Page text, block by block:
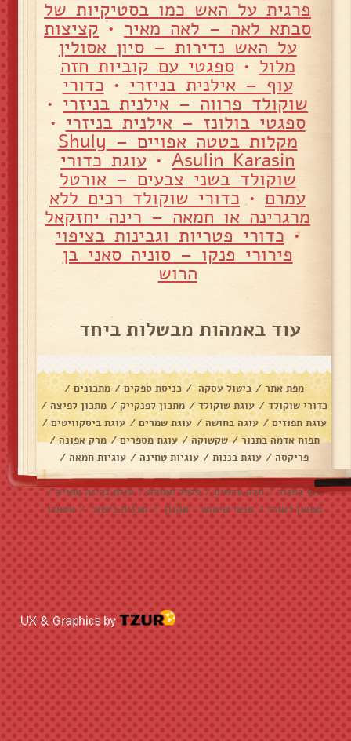
פרגית על האש כמו בסטיקיות של
סבתא לאה – לאה מאיר • קציצות
על האש נדירות – סיון אסולין
מלול •ספגטי עם קוביות חזה
עוף – אילנית בניזרי • כדורי
שוקולד פרווה – אילנית בניזרי •
ספגטי בולונז – אילנית בניזרי •
מקלות בטטה אפויים – Shuly
Asulin Karasin
• עוגת כדורי
שוקולד בשני צבעים – אורטל
עמרם • כדורי שוקולד רכים ללא
מרגרינה או חמאה – רינה יחזקאל
• כדורי פטריות וגבינות בציפוי
פירורי פנקו – סוניה סאני בן
הרוש
עוד באמהות מבשלות ביחד
מפת אתר/ ביטול עסקה/ כניסת ספקים/ מתכונים /
כדורי שוקולד / עוגת שוקולד / מתכון לפנקייק / מתכון לפיצה/
עוגת תפוזים / עוגה בחושה / עוגת שמרים / עוגת ביסקוויטים/
תפוח אדמה בתנור/ שקשוקה/ עוגת מספרים/ מרק אפונה/
פריקסה / עוגת בננות / עוגיות טחינה / עוגיות חמאה /
עוגיות שוקולד צ׳יפס/ אלפחורס/ בראוניז/ דג מרוקאי/
עוף בתנור / מרק עדשים / פלפל ממולא / עוגת גבינה אפויה /
מתכון לאורז / תנאי שימוש - תקנון / תכנית בישול / אסאדו